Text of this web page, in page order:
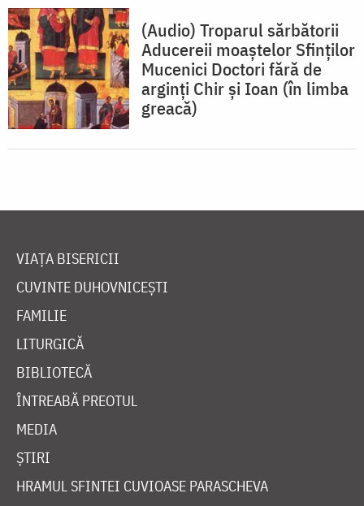
(Audio) Troparul sărbătorii
Aducereii moaștelor Sfinților
Mucenici Doctori fără de
arginți Chir și Ioan (în limba
greacă)
VIAȚA BISERICII
CUVINTE DUHOVNICEȘTI
FAMILIE
LITURGICĂ
BIBLIOTECĂ
ÎNTREABĂ PREOTUL
MEDIA
ȘTIRI
HRAMUL SFINTEI CUVIOASE PARASCHEVA